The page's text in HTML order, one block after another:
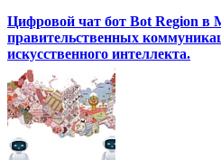
Цифровой чат бот Вot Region в
правительственных
искусственного интеллекта.